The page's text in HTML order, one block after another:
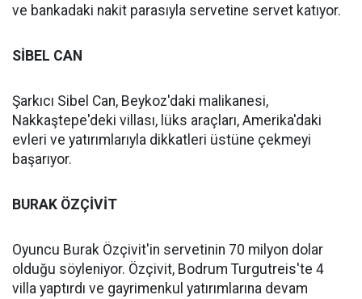
ve bankadaki nakit parasıyla servetine servet katıyor.
SİBEL CAN
Şarkıcı Sibel Can, Beykoz'daki malikanesi,
Nakkaştepe'deki villası, lüks araçları, Amerika'daki
evleri ve yatırımlarıyla dikkatleri üstüne çekmeyi
başarıyor.
BURAK ÖZÇİVİT
Oyuncu Burak Özçivit'in servetinin 70 milyon dolar
olduğu söyleniyor. Özçivit, Bodrum Turgutreis'te 4
villa yaptırdı ve gayrimenkul yatırımlarına devam